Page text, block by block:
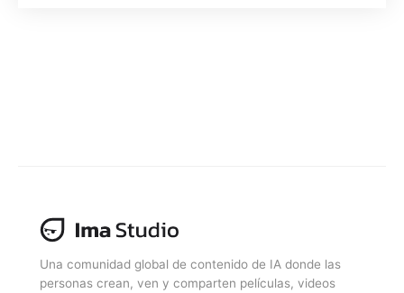
Una comunidad global de contenido de IA donde las
personas crean, ven y comparten películas, videos